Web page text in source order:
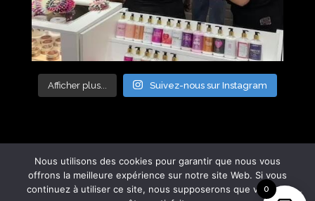
Afficher plus... Suivez-nous sur Instagram
0
Nous utilisons des cookies pour garantir que nous vous
offrons la meilleure expérience sur notre site Web. Si vous
continuez à utiliser ce site, nous supposerons que vous en